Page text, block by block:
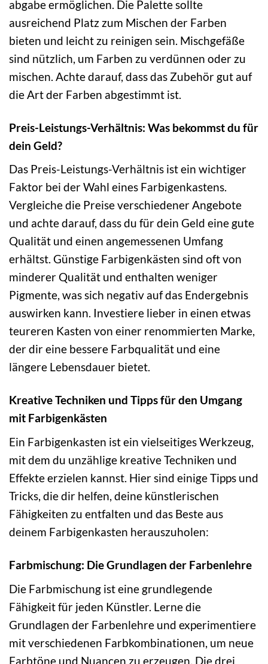
abgabe ermöglichen. Die Palette sollte
ausreichend Platz zum Mischen der Farben
bieten und leicht zu reinigen sein. Mischgefäße
sind nützlich, um Farben zu verdünnen oder zu
mischen. Achte darauf, dass das Zubehör gut auf
die Art der Farben abgestimmt ist.
Preis-Leistungs-Verhältnis: Was bekommst du für
dein Geld?
Das Preis-Leistungs-Verhältnis ist ein wichtiger
Faktor bei der Wahl eines Farbigenkastens.
Vergleiche die Preise verschiedener Angebote
und achte darauf, dass du für dein Geld eine gute
Qualität und einen angemessenen Umfang
erhältst. Günstige Farbigenkästen sind oft von
minderer Qualität und enthalten weniger
Pigmente, was sich negativ auf das Endergebnis
auswirken kann. Investiere lieber in einen etwas
teureren Kasten von einer renommierten Marke,
der dir eine bessere Farbqualität und eine
längere Lebensdauer bietet.
Kreative Techniken und Tipps für den Umgang
mit Farbigenkästen
Ein Farbigenkasten ist ein vielseitiges Werkzeug,
mit dem du unzählige kreative Techniken und
Effekte erzielen kannst. Hier sind einige Tipps und
Tricks, die dir helfen, deine künstlerischen
Fähigkeiten zu entfalten und das Beste aus
deinem Farbigenkasten herauszuholen:
Farbmischung: Die Grundlagen der Farbenlehre
Die Farbmischung ist eine grundlegende
Fähigkeit für jeden Künstler. Lerne die
Grundlagen der Farbenlehre und experimentiere
mit verschiedenen Farbkombinationen, um neue
Farbtöne und Nuancen zu erzeugen. Die drei